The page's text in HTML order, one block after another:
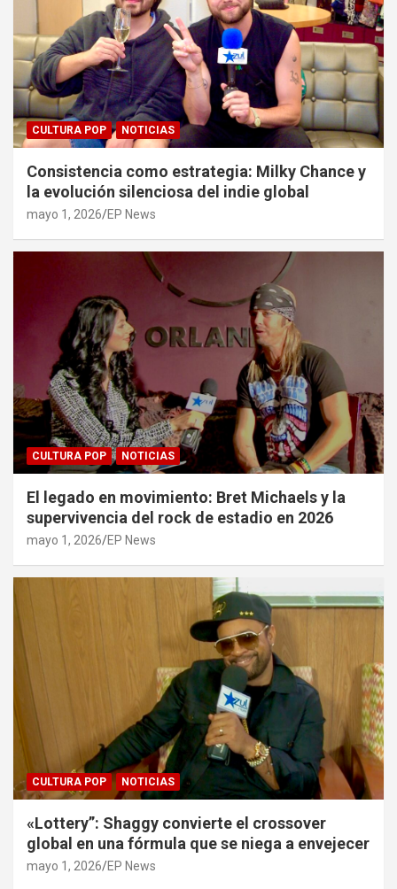
CULTURA POP NOTICIAS
Consistencia como estrategia: Milky Chance y
la evolución silenciosa del indie global
mayo 1, 2026 EP News
CULTURA POP NOTICIAS
El legado en movimiento: Bret Michaels y la
supervivencia del rock de estadio en 2026
mayo 1, 2026 EP News
CULTURA POP NOTICIAS
«Lottery”: Shaggy convierte el crossover
global en una fórmula que se niega a envejecer
mayo 1, 2026 EP News